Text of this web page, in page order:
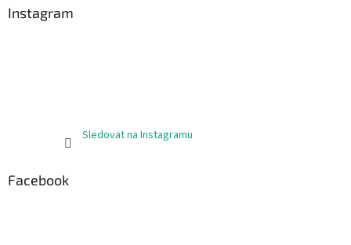
Instagram
Sledovat na Instagramu
Facebook